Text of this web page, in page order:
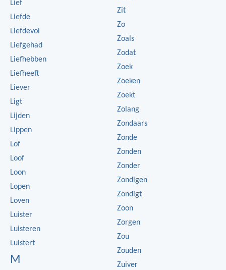
Lief
Liefde
Liefdevol
Liefgehad
Liefhebben
Liefheeft
Liever
Ligt
Lijden
Lippen
Lof
Loof
Loon
Lopen
Loven
Luister
Luisteren
Luistert
M
Zit
Zo
Zoals
Zodat
Zoek
Zoeken
Zoekt
Zolang
Zondaars
Zonde
Zonden
Zonder
Zondigen
Zondigt
Zoon
Zorgen
Zou
Zouden
Zuiver